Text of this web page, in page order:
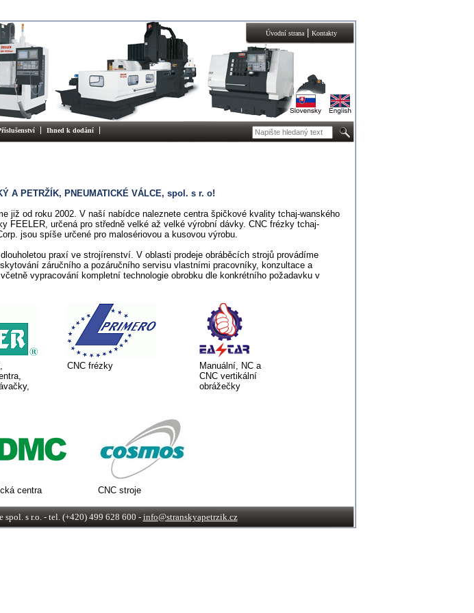
Úvodní strana| Kontakty
Ihned k dodání
A PETRŽÍK, PNEUMATICKÉ VÁLCE, spol. s r. o!
již od roku 2002. V naší nabídce naleznete centra špičkové kvality tchaj-wanského
FEELER, určená pro středně velké až velké výrobní dávky. CNC frézky tchaj-
jsou spíše určené pro malosériovou a kusovou výrobu.
praxí ve strojírenství. V oblasti prodeje obráběcích strojů provádíme
záručního a pozáručního servisu vlastními pracovníky, konzultace a
vypracování kompletní technologie obrobku dle konkrétního požadavku v
CNC frézky
Manuální, NC a
CNC vertikální
obrážečky
centra CNC stroje
s r.o. - tel. (+420) 499 628 600 -info@stranskyapetrzik.cz